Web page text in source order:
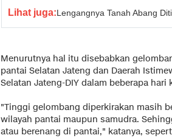
Lihat juga:Lengangnya Tanah Abang
Menurutnya hal itu disebabkan
pantai Selatan Jateng dan Daerah
Selatan Jateng-DIY dalam beberapa hari
"Tinggi gelombang diperkirakan masih
wilayah pantai maupun samudra.
atau berenang di pantai," katanya,